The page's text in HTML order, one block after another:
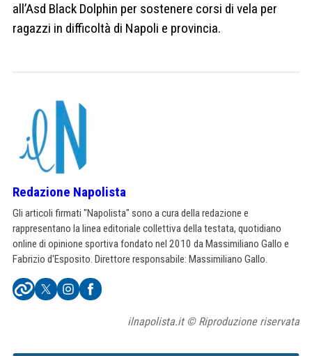
all’Asd Black Dolphin per sostenere corsi di vela per
ragazzi in difficoltà di Napoli e provincia.
Redazione Napolista
Gli articoli firmati "Napolista" sono a cura della redazione e
rappresentano la linea editoriale collettiva della testata, quotidiano
online di opinione sportiva fondato nel 2010 da Massimiliano Gallo e
Fabrizio d'Esposito. Direttore responsabile: Massimiliano Gallo.
ilnapolista.it © Riproduzione riservata